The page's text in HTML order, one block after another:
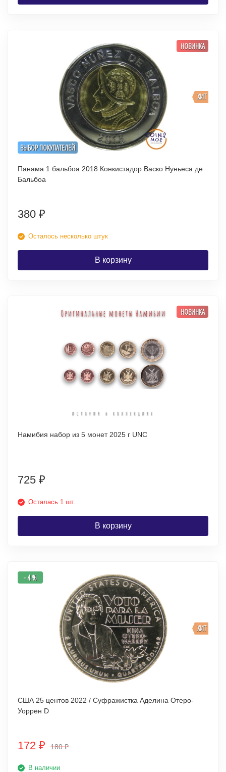
ВЫБОР ПОКУПАТЕЛЕЙ
ХИТ
НОВИНКА
Панама 1 бальбоа 2018 Конкистадор Васко Нуньеса де
Бальбоа
380 ₽
Осталось несколько штук
В корзину
НОВИНКА
Намибия набор из 5 монет 2025 г UNC
725 ₽
Осталась 1 шт.
В корзину
ХИТ
- 4 %
США 25 центов 2022 / Суфражистка Аделина Отеро-
Уоррен D
172 ₽ 180₽
В наличии